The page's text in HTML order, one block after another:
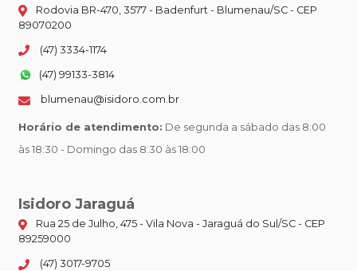
Rodovia BR-470, 3577 - Badenfurt - Blumenau/SC - CEP
89070200
(47) 3334-1174
(47) 99133-3814
blumenau@isidoro.com.br
Horário de atendimento: De segunda a sábado das 8:00
às 18:30 - Domingo das 8:30 às 18:00
Isidoro Jaraguá
Rua 25 de Julho, 475 - Vila Nova - Jaraguá do Sul/SC - CEP
89259000
(47) 3017-9705